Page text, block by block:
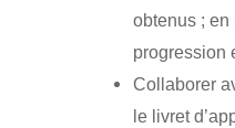
obtenus ;
progression
Collaborer
le livret